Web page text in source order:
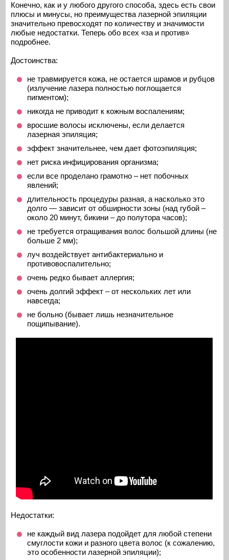
Конечно, как и у любого другого способа, здесь есть свои
плюсы и минусы, но преимущества лазерной эпиляции
значительно превосходят по количеству и значимости
любые недостатки. Теперь обо всех «за и против»
подробнее.
Достоинства:
не травмируется кожа, не остается шрамов и рубцов
(излучение лазера полностью поглощается
пигментом);
никогда не приводит к кожным воспалениям;
вросшие волосы исключены, если делается
лазерная эпиляция;
эффект значительнее, чем дает фотоэпиляция;
нет риска инфицирования организма;
если все проделано грамотно – нет побочных
явлений;
длительность процедуры разная, а насколько это
долго — зависит от обширности зоны (над губой –
около 20 минут, бикини – до полутора часов);
не требуется отращивания волос большой длины (не
больше 2 мм);
луч воздействует антибактериально и
противовоспалительно;
очень редко бывает аллергия;
очень долгий эффект – от нескольких лет или
навсегда;
не больно (бывает лишь незначительное
пощипывание).
Недостатки:
не каждый вид лазера подойдет для любой степени
смуглости кожи и разного цвета волос (к сожалению,
это особенности лазерной эпиляции);